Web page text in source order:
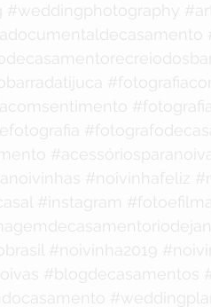
#weddingphotography
#noivinhafeliz
#instagram
#noivinha2019
#blogdecasamentos